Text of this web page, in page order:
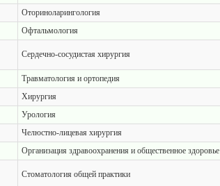
Оториноларингология
Офтальмология
Сердечно-сосудистая хирургия
Травматология и ортопедия
Хирургия
Урология
Челюстно-лицевая хирургия
Организация здравоохранения и общественное здоровье
Стоматология общей практики